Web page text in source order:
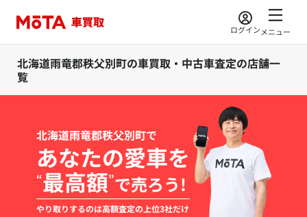
ログインメニュー
北海道雨竜郡秩父別町の車買取・中古車査定の店舗一
覧
北海道雨竜郡秩父別町で
あなたの愛車を
“最高額”で売ろう!
やり取りするのは高額査定の上位3社だけ